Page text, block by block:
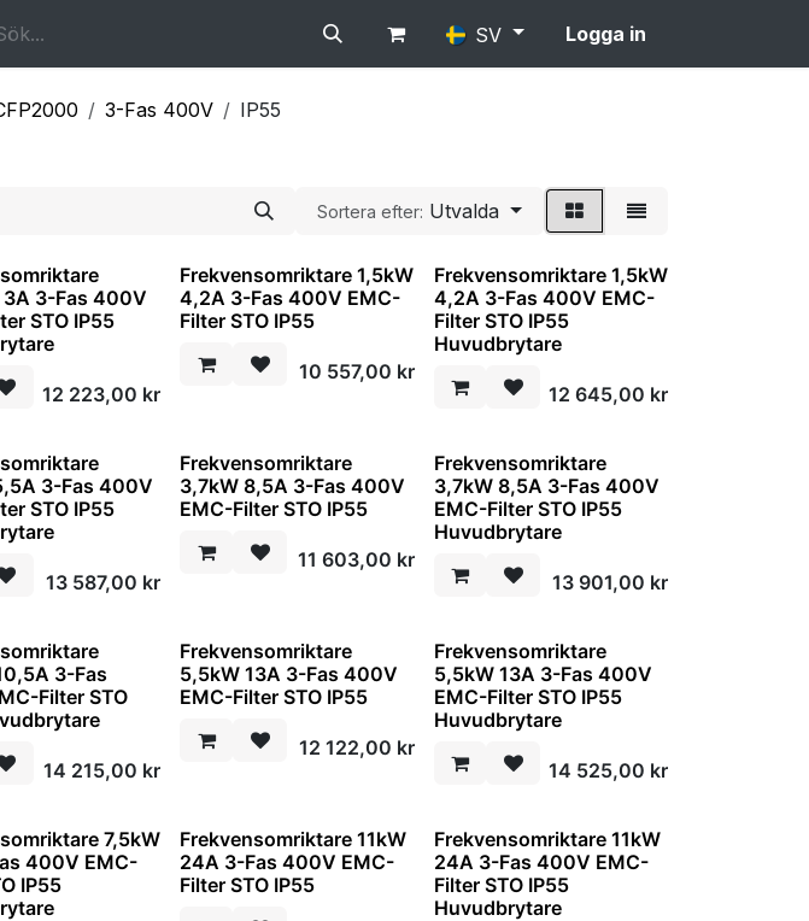
SV Logga in
3-Fas 400V IP55
Sortera efter: Utvalda
3-Fas 400V
STO IP55
12 223,00 kr
Frekvensomriktare 1,5kW
4,2A 3-Fas 400V EMC-
Filter STO IP55
10 557,00 kr
Frekvensomriktare 1,5kW
4,2A 3-Fas 400V EMC-
Filter STO IP55
Huvudbrytare
12 645,00 kr
3-Fas 400V
STO IP55
13 587,00 kr
Frekvensomriktare
3,7kW 8,5A 3-Fas 400V
EMC-Filter STO IP55
11 603,00 kr
Frekvensomriktare
3,7kW 8,5A 3-Fas 400V
EMC-Filter STO IP55
Huvudbrytare
13 901,00 kr
3-Fas
Filter STO
14 215,00 kr
Frekvensomriktare
5,5kW 13A 3-Fas 400V
EMC-Filter STO IP55
12 122,00 kr
Frekvensomriktare
5,5kW 13A 3-Fas 400V
EMC-Filter STO IP55
Huvudbrytare
14 525,00 kr
7,5kW
400V EMC-
IP55
Frekvensomriktare 11kW
24A 3-Fas 400V EMC-
Filter STO IP55
Frekvensomriktare 11kW
24A 3-Fas 400V EMC-
Filter STO IP55
Huvudbrytare